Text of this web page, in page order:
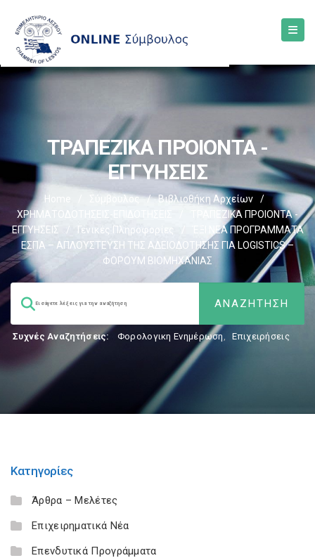
ΤΡΑΠΕΖΙΚΑ ΠΡΟΙΟΝΤΑ -
ΕΓΓΥΗΣΕΙΣ
Home Σύμβουλος / Βιβλιοθήκη Αρχείων
/
ΧΡΗΜΑΤΟΔΟΤΗΣΕΙΣ-ΕΠΙΔΟΤΗΣΕΙΣ
ΤΡΑΠΕΖΙΚΑ ΠΡΟΙΟΝΤΑ -
ΕΓΓΥΗΣΕΙΣ
/ Γενικές Πληροφορίες
ΈΞΙ ΝΕΑ ΠΡΟΓΡΑΜΜΑΤΑ
ΕΣΠΑ – AΠΛΟΥΣΤΕΥΣΗ ΤΗΣ ΑΔΕΙΟΔΟΤΗΣΗΣ ΓΙΑ LOGISTICS –
ΦΟΡΟΥΜ ΒΙΟΜΗΧΑΝΙΑΣ
Συχνές Αναζητήσεις: Φορολογικη Ενημέρωση, Επιχειρήσεις
Κατηγορίες
Άρθρα – Μελέτες
Επιχειρηματικά Νέα
Επενδυτικά Προγράμματα